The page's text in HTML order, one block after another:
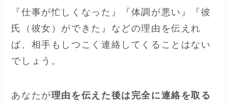
『仕事が忙しくなった』『体調が悪い』『彼
氏（彼女）ができた』などの理由を伝えれ
ば、相手もしつこく連絡してくることはない
でしょう。
あなたが理由を伝えた後は完全に連絡を取る